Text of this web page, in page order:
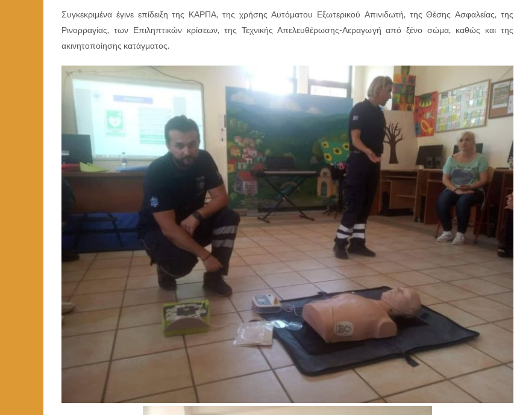
Συγκεκριμένα έγινε επίδειξη της ΚΑΡΠΑ, της χρήσης Αυτόματου Εξωτερικού Απινιδωτή, της Θέσης Ασφαλείας, της
Ρινορραγίας, των Επιληπτικών κρίσεων, της Τεχνικής Απελευθέρωσης-Αεραγωγή από ξένο σώμα, καθώς και της
ακινητοποίησης κατάγματος.